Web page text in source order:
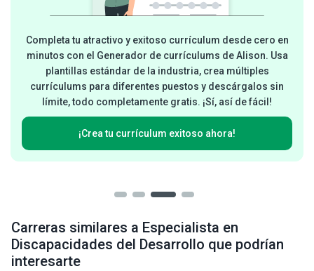
Completa tu atractivo y exitoso currículum desde cero en
minutos con el Generador de currículums de Alison. Usa
plantillas estándar de la industria, crea múltiples
currículums para diferentes puestos y descárgalos sin
límite, todo completamente gratis. ¡Sí, así de fácil!
¡Crea tu currículum exitoso ahora!
Carreras similares a Especialista en
Discapacidades del Desarrollo que podrían
interesarte